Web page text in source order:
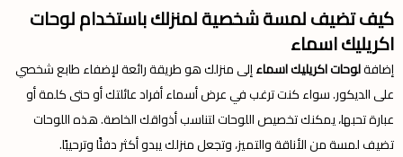
كيف تضيف لمسة شخصية لمنزلك باستخدام لوحات
اكريليك اسماء
إضافةلوحات اكريليك اسماءإلى منزلك هو طريقة رائعة لإضفاء طابع شخصي
على الديكور. سواء كنت ترغب في عرض أسماء أفراد عائلتك أو حتى كلمة أو
عبارة تحبها، يمكنك تخصيص اللوحات لتناسب أذواقك الخاصة. هذه اللوحات
تضيف لمسة من الأناقة والتميز، وتجعل منزلك يبدو أكثر دفئًا وترحيبًا.